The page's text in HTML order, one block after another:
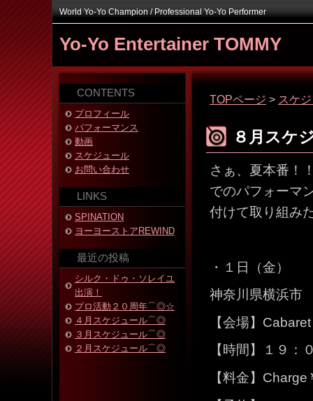
World Yo-Yo Champion / Professional Yo-Yo Performer
Yo-Yo Entertainer TOMMY
TOPページ > スケ
８月スケ
さぁ、夏本番！
でのパフォーマ
付けて取り組み
・１日（金）
神奈川県横浜市
【会場】
【時間】１９：
【料金】
CONTENTS
プロフィール
パフォーマンス
動画
スケジュール
お問い合わせ
LINKS
SPINATION
ヨーヨーストアREWIND
最近の投稿
シルク・ドゥ・ソレイユ
出演！
プロ活動２０周年⌒◎☆
４月スケジュール⌒◎
３月スケジュール⌒◎
２月スケジュール⌒◎